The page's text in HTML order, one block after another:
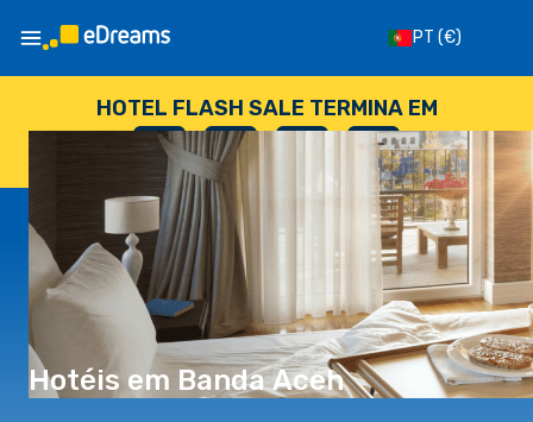
PT (€)
HOTEL FLASH SALE TERMINA EM
--
DIAS
: --
HORAS
: --
SEGUNDOS
Hotéis em Banda Aceh